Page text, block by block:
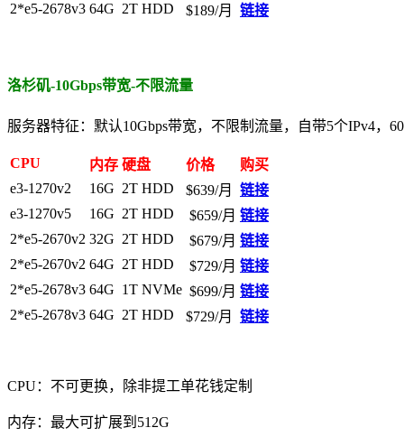
2*e5-2678v3 64G 2T HDD $189/月 链接
洛杉矶-10Gbps带宽-不限流量
服务器特征：默认10Gbps带宽，不限制流量，自带5个IPv4，
CPU 内存 硬盘 价格
购买
e3-1270v2
16G 2T HDD $639/月
链接
e3-1270v5
16G 2T HDD $659/月 链接
2*e5-2670v2 32G 2T HDD $679/月 链接
2*e5-2670v2 64G 2T HDD $729/月 链接
2*e5-2678v3 64G 1T NVMe $699/月 链接
2*e5-2678v3 64G 2T HDD $729/月 链接
CPU：不可更换，除非提工单花钱定制
内存：最大可扩展到512G